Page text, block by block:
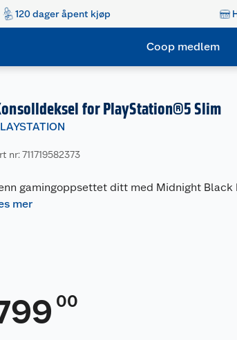
120 dager åpent kjøp
Coop medlem
for PlayStation®5 Slim
nr: 711719582373
gamingoppsettet ditt med Midnight Black
mer
00